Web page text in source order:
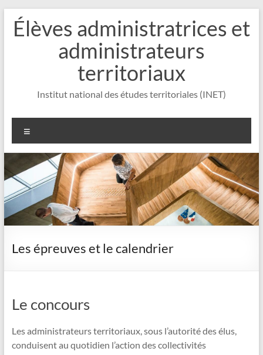
Aller
contenu
Élèves administratrices et
administrateurs
territoriaux
Institut national des études territoriales (INET)
Les épreuves et le calendrier
Le concours
Les administrateurs territoriaux, sous l’autorité des élus,
conduisent au quotidien l’action des collectivités